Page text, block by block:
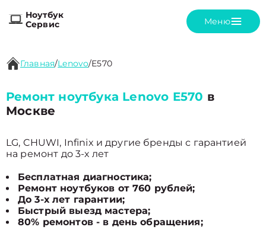
Ноутбук
Сервис
Меню
Главная/Lenovo/E570
Ремонт ноутбука Lenovo E570 в
Москве
LG, CHUWI, Infinix и другие бренды с гарантией
на ремонт до 3-х лет
Бесплатная диагностика;
Ремонт ноутбуков от 760 рублей;
До 3-х лет гарантии;
Быстрый выезд мастера;
80% ремонтов - в день обращения;